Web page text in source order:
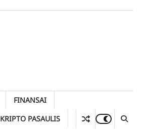
FINANSAI
KRIPTO PASAULIS